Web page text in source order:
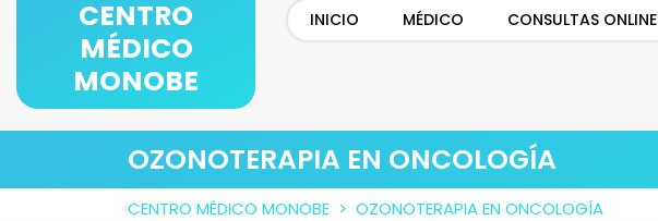
CENTRO
MÉDICO
MONOBE
INICIO MÉDICO CONSULTAS ONLINE
OZONOTERAPIA EN ONCOLOGÍA
CENTRO MÉDICO MONOBE > OZONOTERAPIA EN ONCOLOGÍA